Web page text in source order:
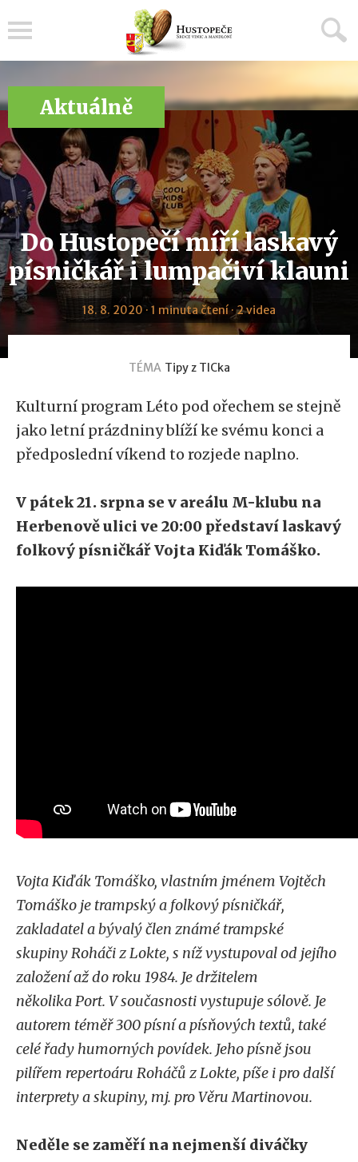
Aktuálně
Do Hustopečí míří laskavý
písničkář i lumpačiví klauni
18. 8. 2020 · 1 minuta čtení · 2 videa
TÉMA Tipy z TICka
Kulturní program Léto pod ořechem se stejně
jako letní prázdniny blíží ke svému konci a
předposlední víkend to rozjede naplno.
V pátek 21. srpna se v areálu M-klubu na
Herbenově ulici ve 20:00 představí laskavý
folkový písničkář Vojta Kiďák Tomáško.
Vojta Kiďák Tomáško, vlastním jménem Vojtěch
Tomáško je trampský a folkový písničkář,
zakladatel a bývalý člen známé trampské
skupiny Roháči z Lokte, s níž vystupoval od jejího
založení až do roku 1984. Je držitelem
několika Port. V současnosti vystupuje sólově. Je
autorem téměř 300 písní a písňových textů, také
celé řady humorných povídek. Jeho písně jsou
pilířem repertoáru Roháčů z Lokte, píše i pro další
interprety a skupiny, mj. pro Věru Martinovou.
Neděle se zaměří na nejmenší diváčky